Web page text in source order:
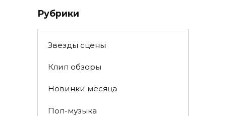
Рубрики
Звезды сцены
Клип обзоры
Новинки месяца
Поп-музыка